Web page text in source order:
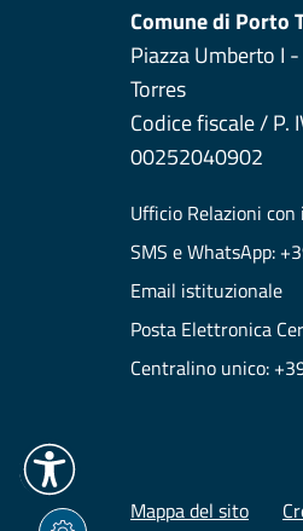
Comune di Porto
Piazza Umberto I
Torres
Codice fiscale / P.
00252040902
Ufficio Relazioni con
SMS e WhatsApp:
Email istituzionale
Posta Elettronica
Centralino unico:
Mappa del sito